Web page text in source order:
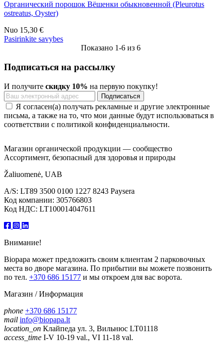
Органический порошок Вёшенки обыкновенной (Pleurotus
ostreatus, Oyster)
Nuo 15,30 €
Pasirinkite savybes
Показано 1-6 из 6
Подписаться на рассылку
И получите скидку 10% на первую покупку!
Я согласен(а) получать рекламные и другие электронные
письма, а также на то, что мои данные будут использоваться в
соответствии с политикой конфиденциальности.
Магазин органической продукции — сообщество
Ассортимент, безопасный для здоровья и природы
Žaliuomenė, UAB
A/S: LT89 3500 0100 1227 8243 Paysera
Код компании: 305766803
Код НДС: LT100014047611
Внимание!
Biopapa может предложить своим клиентам 2 парковочных
места во дворе магазина. По прибытии вы можете позвонить
по тел. +370 686 15177 и мы откроем для вас ворота.
Магазин / Информация
phone +370 686 15177
mail info@biopapa.lt
location_on Клайпеда ул. 3, Вильнюс LT01118
access_time I-V 10-19 val., VI 11-18 val.